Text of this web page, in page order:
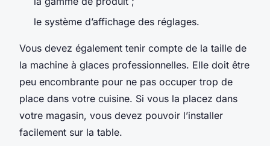
le système d’affichage des réglages.
Vous devez également tenir compte de la taille de
la machine à glaces professionnelles. Elle doit être
peu encombrante pour ne pas occuper trop de
place dans votre cuisine. Si vous la placez dans
votre magasin, vous devez pouvoir l’installer
facilement sur la table.